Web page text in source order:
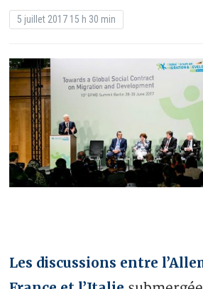
5 juillet 2017 15 h 30 min
Les discussions entre